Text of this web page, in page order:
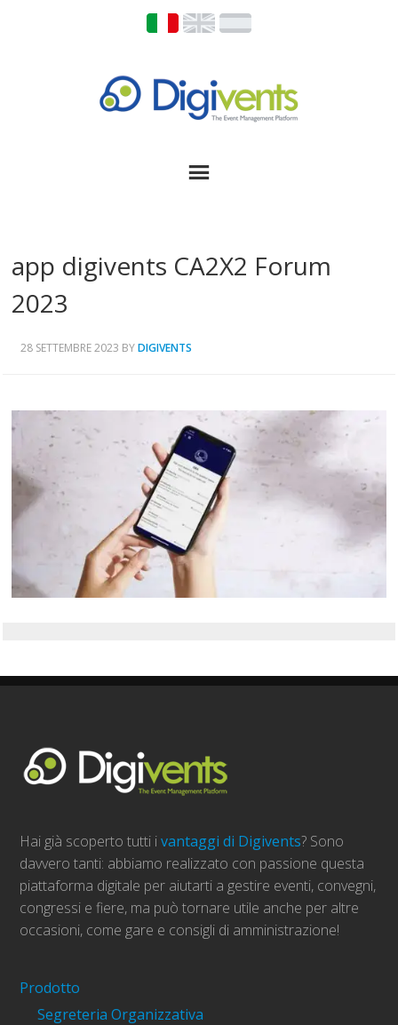
app digivents CA2X2 Forum
2023
28 SETTEMBRE 2023 BYDIGIVENTS
Hai già scoperto tutti ivantaggi di Digivents? Sono
davvero tanti: abbiamo realizzato con passione questa
piattaforma digitale per aiutarti a gestire eventi, convegni,
congressi e fiere, ma può tornare utile anche per altre
occasioni, come gare e consigli di amministrazione!
Prodotto
Segreteria Organizzativa